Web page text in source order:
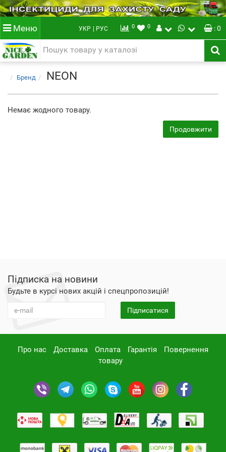
Меню УКР | РУС 0 0 : 0
Бренд NEON
Немає жодного товару.
Продовжити
Підписка на новини
Будьте в курсі нових акцій і спецпропозицій!
Підписатися
Про нас Доставка Оплата Гарантія
Повернення
товару